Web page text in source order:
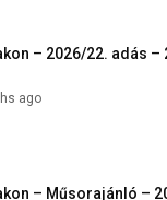
– 2026/22. adás –
ago
– Műsorajánló –